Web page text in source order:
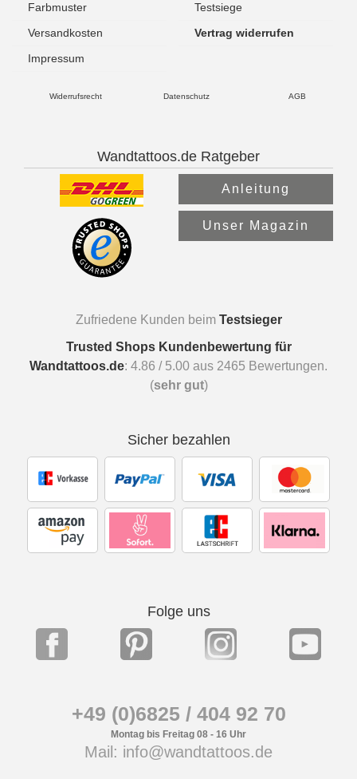
Farbmuster
Testsiege
Versandkosten
Vertrag widerrufen
Impressum
Widerrufsrecht Datenschutz AGB
Wandtattoos.de Ratgeber
Anleitung
Unser Magazin
Zufriedene Kunden beim Testsieger
Trusted Shops Kundenbewertung für
Wandtattoos.de: 4.86 / 5.00 aus 2465 Bewertungen.
(sehr gut)
Sicher bezahlen
Folge uns
+49 (0)6825 / 404 92 70
Montag bis Freitag 08 - 16 Uhr
Mail: info@wandtattoos.de